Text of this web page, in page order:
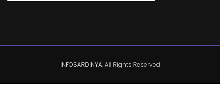
INFOSARDINYA. All Rights Reserved